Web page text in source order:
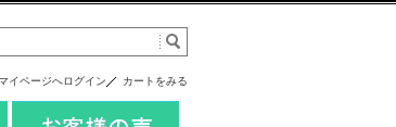
イページへログイン カートをみる